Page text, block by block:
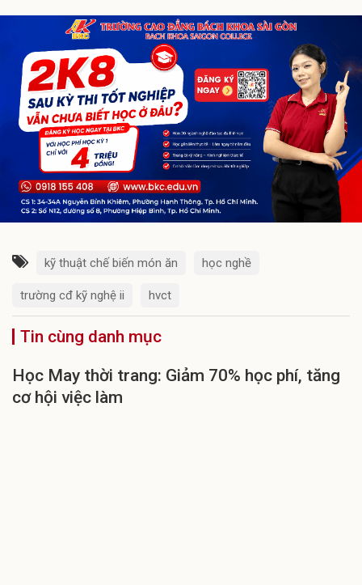
kỹ thuật chế biến món ăn học nghề
trường cđ kỹ nghệ ii hvct
Tin cùng danh mục
Học May thời trang: Giảm 70% học phí, tăng
cơ hội việc làm